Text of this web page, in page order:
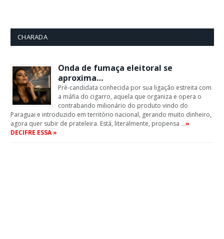
CHARADA
Onda de fumaça eleitoral se
aproxima…
Pré-candidata conhecida por sua ligação estreita com
a máfia do cigarro, aquela que organiza e opera o
contrabando milionário do produto vindo do
Paraguai e introduzido em território nacional, gerando muito dinheiro,
agora quer subir de prateleira. Está, literalmente, propensa …»
DECIFRE ESSA »